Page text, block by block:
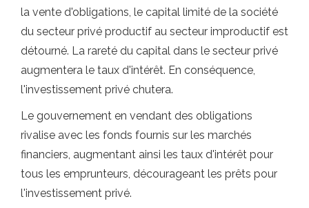
la vente d'obligations, le capital limité de la société
du secteur privé productif au secteur improductif est
détourné. La rareté du capital dans le secteur privé
augmentera le taux d'intérêt. En conséquence,
l'investissement privé chutera.
Le gouvernement en vendant des obligations
rivalise avec les fonds fournis sur les marchés
financiers, augmentant ainsi les taux d'intérêt pour
tous les emprunteurs, décourageant les prêts pour
l'investissement privé.